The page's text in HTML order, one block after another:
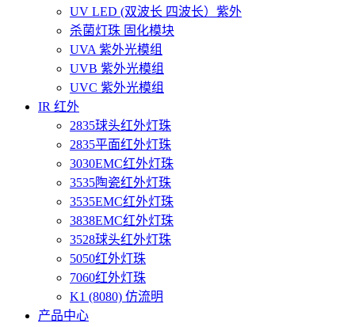
UV LED (双波长 四波长）紫外
杀菌灯珠 固化模块
UVA 紫外光模组
UVB 紫外光模组
UVC 紫外光模组
IR 红外
2835球头红外灯珠
2835平面红外灯珠
3030EMC红外灯珠
3535陶瓷红外灯珠
3535EMC红外灯珠
3838EMC红外灯珠
3528球头红外灯珠
5050红外灯珠
7060红外灯珠
K1 (8080) 仿流明
产品中心